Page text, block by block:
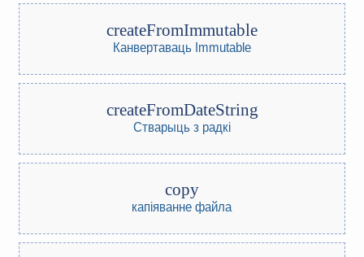
createFromImmutable
Канвертаваць Immutable
createFromDateString
Стварыць з радкі
copy
капіяванне файла